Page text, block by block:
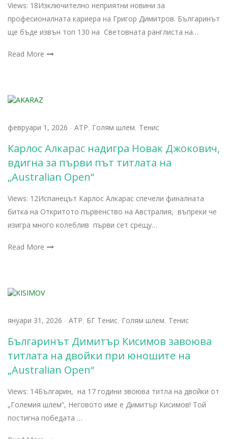
Views: 18Изключително неприятни новини за
професионалната кариера на Григор Димитров. Българинът
ще бъде извън топ 130 на Световната ранглиста на…
Read More
февруари 1, 2026 - АТР, Голям шлем, Тенис
Карлос Алкарас надигра Новак Джокович,
вдигна за първи път титлата на
„Australian Open“
Views: 12Испанецът Карлос Алкарас спечели финалната
битка на Откритото първенство на Австралия, въпреки че
изигра много колеблив първи сет срещу…
Read More
януари 31, 2026 - АТР, БГ Тенис, Голям шлем, Тенис
Българинът Димитър Кисимов завоюва
титлата на двойки при юношите на
„Australian Open“
Views: 14Българин, на 17 години звоюва титла на двойки от
„Големия шлем“, Неговото име е Димитър Кисимов! Той
постигна победата …